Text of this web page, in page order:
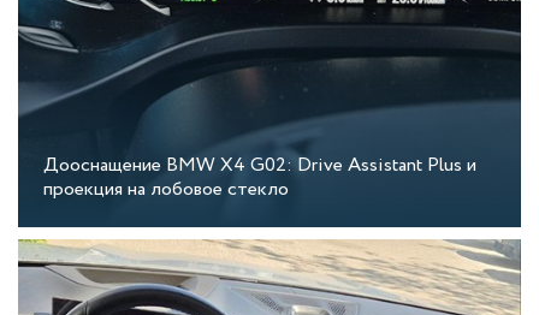
Дооснащение BMW X4 G02: Drive Assistant Plus и
проекция на лобовое стекло